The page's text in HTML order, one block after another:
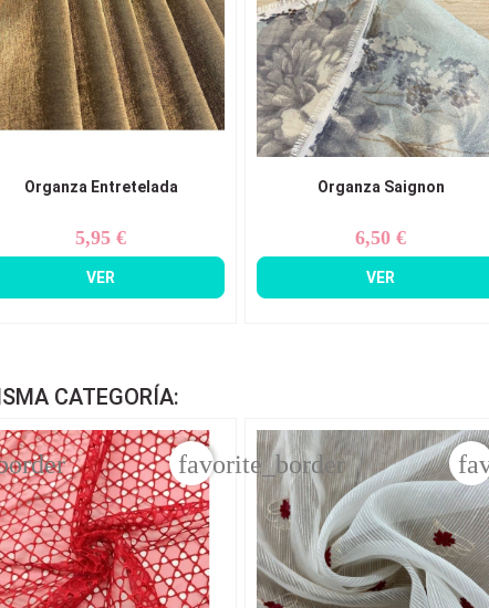
Organza Entretelada
Precio
5,95 €
VER
Organza Saignon
Precio
6,50 €
VER
CATEGORÍA:
favorite_border